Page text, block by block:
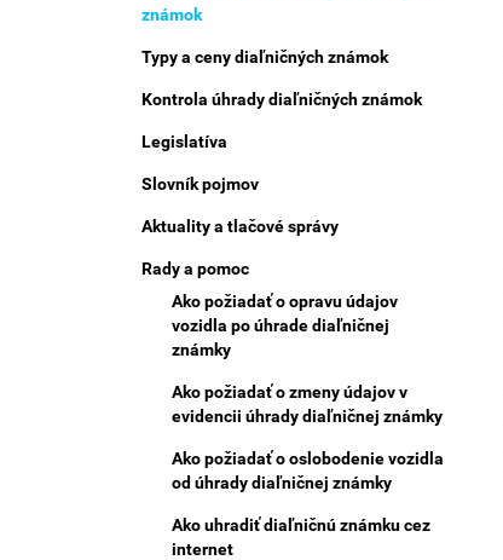
Menu
známok
Typy a ceny diaľničných známok
Kontrola úhrady diaľničných známok
Legislatíva
Slovník pojmov
Aktuality a tlačové správy
Rady a pomoc
Ako požiadať o opravu údajov
vozidla po úhrade diaľničnej
známky
Ako požiadať o zmeny údajov v
evidencii úhrady diaľničnej známky
Ako požiadať o oslobodenie vozidla
od úhrady diaľničnej známky
Ako uhradiť diaľničnú známku cez
internet